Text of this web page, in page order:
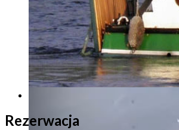
Rezerwacja